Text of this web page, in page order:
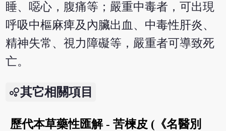
睡、噁心，腹痛等；嚴重中毒者，可出現
呼吸中樞麻痺及內臟出血、中毒性肝炎、
精神失常、視力障礙等，嚴重者可導致死
亡。
其它相關項目
歷代本草藥性匯解 - 苦楝皮 (《名醫別